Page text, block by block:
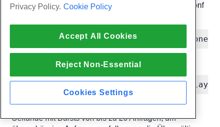
Fügen Sie dies im HTTP -Block in /etc/nginx/nginx.conf
limit_req_zone $binary_remote_addr
Dann in Ihrem Server oder Standortblock:
limit_req zone=mylimit burst=20 nodelay;
Diese Konfiguration ermöglicht 10 Anfragen pro
Sekunde mit Bursts von bis zu 20 Anfragen, um
Privacy Policy. Cookie Policy
Accept All Cookies
Reject Non-Essential
Cookies Settings